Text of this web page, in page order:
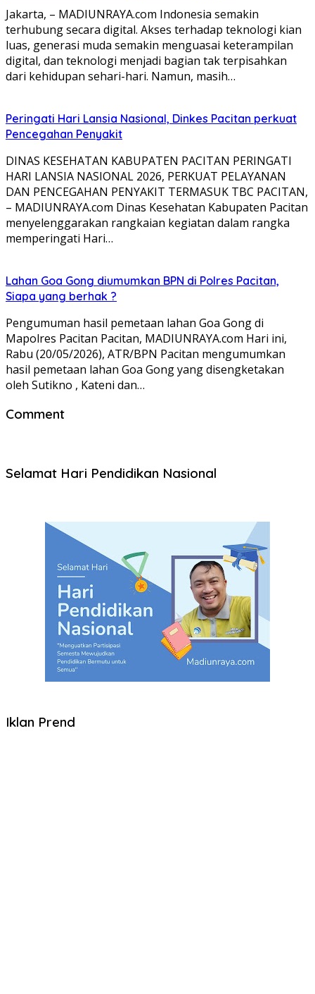
Jakarta, – MADIUNRAYA.com Indonesia semakin
terhubung secara digital. Akses terhadap teknologi kian
luas, generasi muda semakin menguasai keterampilan
digital, dan teknologi menjadi bagian tak terpisahkan
dari kehidupan sehari-hari. Namun, masih…
Peringati Hari Lansia Nasional, Dinkes Pacitan perkuat
Pencegahan Penyakit
DINAS KESEHATAN KABUPATEN PACITAN PERINGATI
HARI LANSIA NASIONAL 2026, PERKUAT PELAYANAN
DAN PENCEGAHAN PENYAKIT TERMASUK TBC PACITAN,
– MADIUNRAYA.com Dinas Kesehatan Kabupaten Pacitan
menyelenggarakan rangkaian kegiatan dalam rangka
memperingati Hari…
Lahan Goa Gong diumumkan BPN di Polres Pacitan,
Siapa yang berhak ?
Pengumuman hasil pemetaan lahan Goa Gong di
Mapolres Pacitan Pacitan, MADIUNRAYA.com Hari ini,
Rabu (20/05/2026), ATR/BPN Pacitan mengumumkan
hasil pemetaan lahan Goa Gong yang disengketakan
oleh Sutikno , Kateni dan…
Comment
Selamat Hari Pendidikan Nasional
Iklan Prend